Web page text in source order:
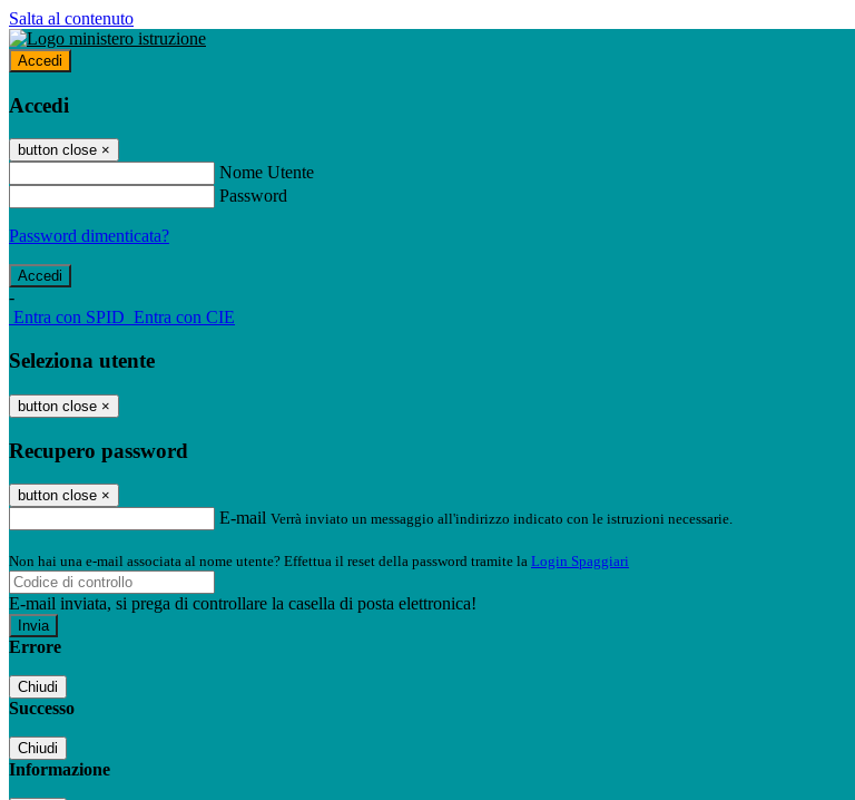
Salta al contenuto
Accedi
Accedi
button close ×
Nome Utente
Password
Password dimenticata?
-
Entra con SPID Entra con CIE
Seleziona utente
button close ×
Recupero password
button close ×
E-mail Verrà inviato un messaggio all'indirizzo indicato con le istruzioni necessarie.
Non hai una e-mail associata al nome utente? Effettua il reset della password tramite la Login Spaggiari
E-mail inviata, si prega di controllare la casella di posta elettronica!
Errore
Chiudi
Successo
Chiudi
Informazione